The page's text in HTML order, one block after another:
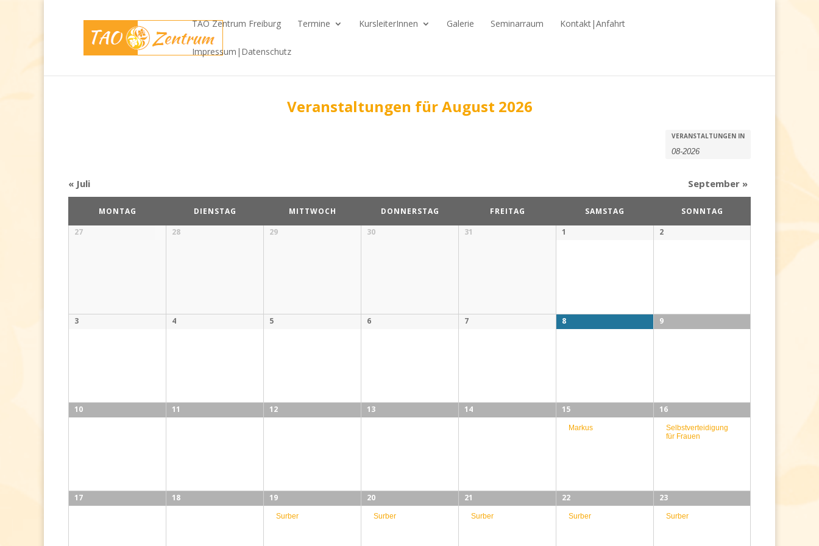
TAO Zentrum Freiburg Termine KursleiterInnen Galerie Seminarraum Kontakt|Anfahrt
Impressum|Datenschutz
Veranstaltungen für August 2026
Veranstaltungen
Suche
und
Ansichten,
Navigation
Veranstaltungen
VERANSTALTUNGEN IN
« Juli September »
Kalender
von
Kalender
MONTAG DIENSTAG MITTWOCH DONNERSTAG FREITAG SAMSTAG
SONNTAG
27
28 29 30 31 1 2
3 4 5 6 7 8 9
10 11 12 13 14 15
Markus
16
Selbstverteidigung
für Frauen
17 18 19
Surber
20
Surber
21
Surber
22
Surber
23
Surber